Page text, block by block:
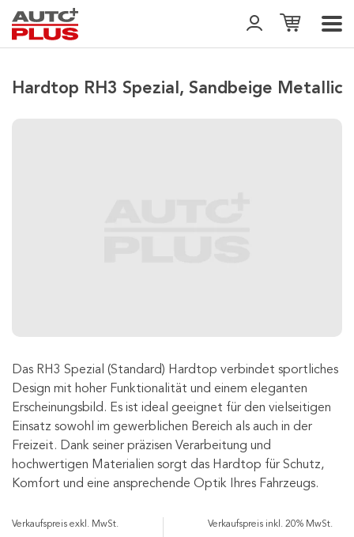
Hardtop RH3 Spezial, Sandbeige Metallic
Das RH3 Spezial (Standard) Hardtop verbindet sportliches
Design mit hoher Funktionalität und einem eleganten
Erscheinungsbild. Es ist ideal geeignet für den vielseitigen
Einsatz sowohl im gewerblichen Bereich als auch in der
Freizeit. Dank seiner präzisen Verarbeitung und
hochwertigen Materialien sorgt das Hardtop für Schutz,
Komfort und eine ansprechende Optik Ihres Fahrzeugs.
Verkaufspreis exkl. MwSt. Verkaufspreis inkl. 20% MwSt.